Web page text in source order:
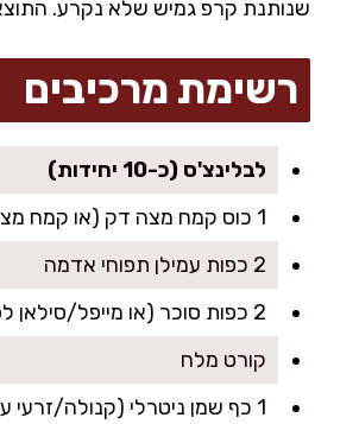
שנותנת קרפ גמיש שלא נקרע.
רשימת מרכיבים
לבלינצ'ס (כ-10 יחידות)
1 כוס קמח מצה דק (או קמח מצה רגיל, מנופה)
2 כפות עמילן תפוחי אדמה
2 כפות סוכר (או מייפל/סילאן לפי הטעם)
קורט מלח
1 כף שמן ניטרלי (קנולה/זרעי ענבים) + עוד קצת לשימון המחבת